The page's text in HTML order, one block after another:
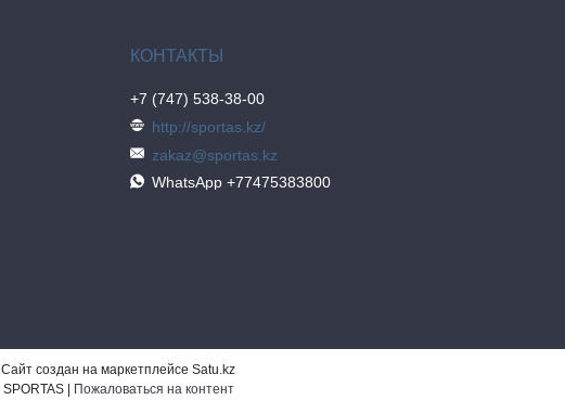
+7 (747) 538-38-00
http://sportas.kz/
zakaz@sportas.kz
WhatsApp +77475383800
Сайт создан на маркетплейсе Satu.kz
Пожаловаться на контент